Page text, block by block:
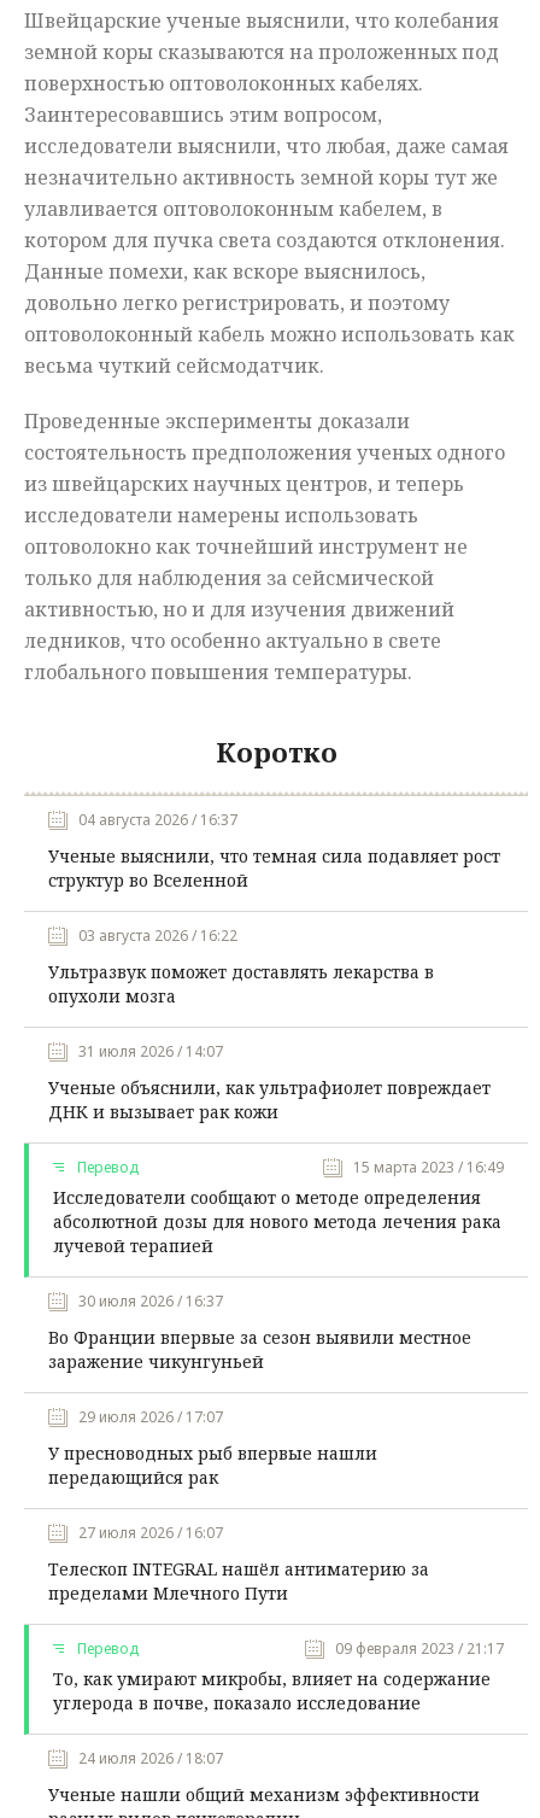
Швейцарские ученые выяснили, что колебания
земной коры сказываются на проложенных под
поверхностью оптоволоконных кабелях.
Заинтересовавшись этим вопросом,
исследователи выяснили, что любая, даже самая
незначительно активность земной коры тут же
улавливается оптоволоконным кабелем, в
котором для пучка света создаются отклонения.
Данные помехи, как вскоре выяснилось,
довольно легко регистрировать, и поэтому
оптоволоконный кабель можно использовать как
весьма чуткий сейсмодатчик.
Проведенные эксперименты доказали
состоятельность предположения ученых одного
из швейцарских научных центров, и теперь
исследователи намерены использовать
оптоволокно как точнейший инструмент не
только для наблюдения за сейсмической
активностью, но и для изучения движений
ледников, что особенно актуально в свете
глобального повышения температуры.
Коротко
04 августа 2026 / 16:37
Ученые выяснили, что темная сила подавляет рост
структур во Вселенной
03 августа 2026 / 16:22
Ультразвук поможет доставлять лекарства в
опухоли мозга
31 июля 2026 / 14:07
Ученые объяснили, как ультрафиолет повреждает
ДНК и вызывает рак кожи
Перевод 15 марта 2023 / 16:49
Исследователи сообщают о методе определения
абсолютной дозы для нового метода лечения рака
лучевой терапией
30 июля 2026 / 16:37
Во Франции впервые за сезон выявили местное
заражение чикунгуньей
29 июля 2026 / 17:07
У пресноводных рыб впервые нашли
передающийся рак
27 июля 2026 / 16:07
Телескоп INTEGRAL нашёл антиматерию за
пределами Млечного Пути
Перевод 09 февраля 2023 / 21:17
То, как умирают микробы, влияет на содержание
углерода в почве, показало исследование
24 июля 2026 / 18:07
Ученые нашли общий механизм эффективности